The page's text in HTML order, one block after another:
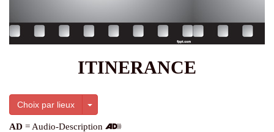
ITINERANCE
Choix par lieux Toggle Dropdown
AD = Audio-Description